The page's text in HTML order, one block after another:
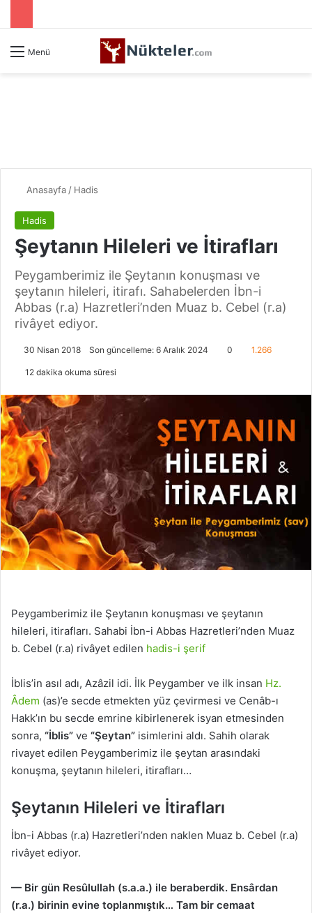
Menü
Anasayfa / Hadis
Hadis
Şeytanın Hileleri ve İtirafları
Peygamberimiz ile Şeytanın konuşması ve
şeytanın hileleri, itirafı. Sahabelerden İbn-i
Abbas (r.a) Hazretleri’nden Muaz b. Cebel (r.a)
rivâyet ediyor.
30 Nisan 2018 Son güncelleme: 6 Aralık 2024 0 1.266
12 dakika okuma süresi
Peygamberimiz ile Şeytanın konuşması ve şeytanın
hileleri, itirafları. Sahabi İbn-i Abbas Hazretleri’nden Muaz
b. Cebel (r.a) rivâyet edilen hadis-i şerif
İblis’in asıl adı, Azâzil idi. İlk Peygamber ve ilk insan Hz.
Âdem (as)’e secde etmekten yüz çevirmesi ve Cenâb-ı
Hakk’ın bu secde emrine kibirlenerek isyan etmesinden
sonra, “İblis” ve “Şeytan” isimlerini aldı. Sahih olarak
rivayet edilen Peygamberimiz ile şeytan arasındaki
konuşma, şeytanın hileleri, itirafları…
Şeytanın Hileleri ve İtirafları
İbn-i Abbas (r.a) Hazretleri’nden naklen Muaz b. Cebel (r.a)
rivâyet ediyor.
— Bir gün Resûlullah (s.a.a.) ile beraberdik. Ensârdan
(r.a.) birinin evine toplanmıştık… Tam bir cemaat